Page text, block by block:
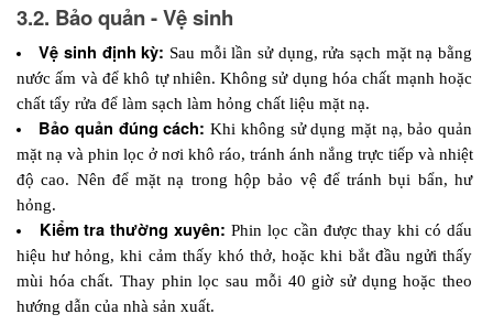
3.2. Bảo quản - Vệ sinh
Vệ sinh định kỳ: Sau mỗi lần sử dụng, rửa sạch mặt nạ bằng
nước ấm và để khô tự nhiên. Không sử dụng hóa chất mạnh hoặc
chất tẩy rửa để làm sạch làm hỏng chất liệu mặt nạ.
Bảo quản đúng cách: Khi không sử dụng mặt nạ, bảo quản
mặt nạ và phin lọc ở nơi khô ráo, tránh ánh nắng trực tiếp và nhiệt
độ cao. Nên để mặt nạ trong hộp bảo vệ để tránh bụi bẩn, hư
hỏng.
Kiểm tra thường xuyên: Phin lọc cần được thay khi có dấu
hiệu hư hỏng, khi cảm thấy khó thở, hoặc khi bắt đầu ngửi thấy
mùi hóa chất. Thay phin lọc sau mỗi 40 giờ sử dụng hoặc theo
hướng dẫn của nhà sản xuất.